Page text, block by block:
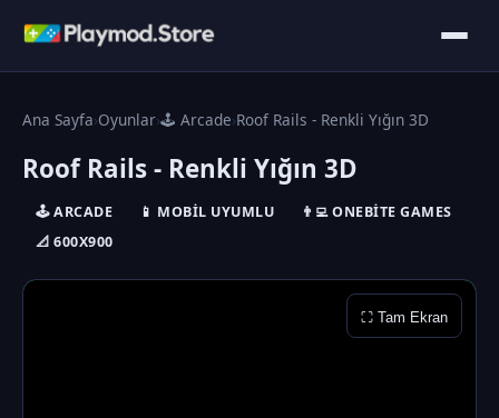
Ana Sayfa›Oyunlar›🕹️ Arcade›Roof Rails - Renkli Yığın 3D
Roof Rails - Renkli Yığın 3D
🕹️ ARCADE 📱 MOBIL UYUMLU
👨‍💻 ONEBITE GAMES
📐 600X900
⛶ Tam Ekran